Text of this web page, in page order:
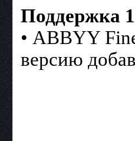
Поддержка
• ABBYY
версию